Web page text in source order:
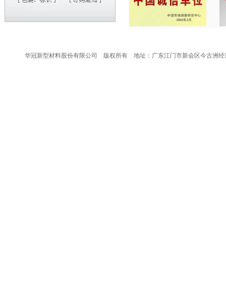
华冠新型材料股份有限公司 版权所有 地址：广东江门市新会区今古